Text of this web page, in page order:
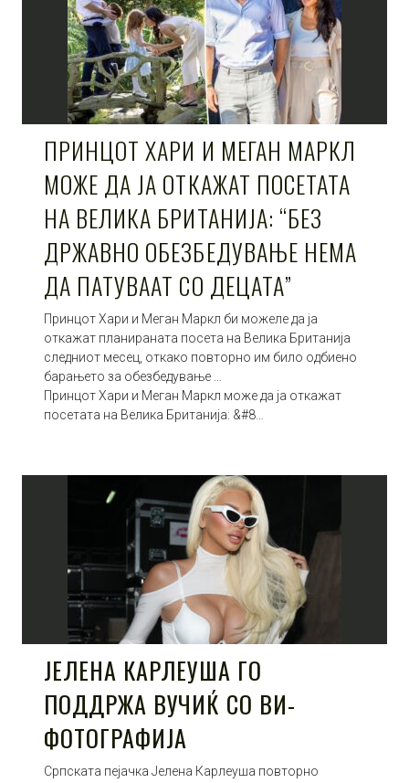
ПРИНЦОТ ХАРИ И МЕГАН МАРКЛ
МОЖЕ ДА ЈА ОТКАЖАТ ПОСЕТАТА
НА ВЕЛИКА БРИТАНИЈА: “БЕЗ
ДРЖАВНО ОБЕЗБЕДУВАЊЕ НЕМА
ДА ПАТУВААТ СО ДЕЦАТА”
Принцот Хари и Меган Маркл би можеле да ја
откажат планираната посета на Велика Британија
следниот месец, откако повторно им било одбиено
барањето за обезбедување …
Принцот Хари и Меган Маркл може да ја откажат
посетата на Велика Британија: &#8…
ЈЕЛЕНА КАРЛЕУША ГО
ПОДДРЖА ВУЧИЌ СО ВИ-
ФОТОГРАФИЈА
Српската пејачка Јелена Карлеуша повторно